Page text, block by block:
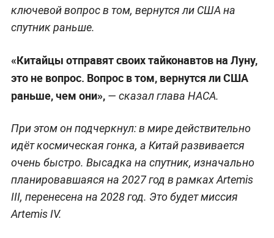
ключевой вопрос в том, вернутся ли США на
спутник раньше.
«Китайцы отправят своих тайконавтов на Луну,
это не вопрос. Вопрос в том, вернутся ли США
раньше, чем они», — сказал глава НАСА.
При этом он подчеркнул: в мире действительно
идёт космическая гонка, а Китай развивается
очень быстро. Высадка на спутник, изначально
планировавшаяся на 2027 год в рамках Artemis
III, перенесена на 2028 год. Это будет миссия
Artemis IV.